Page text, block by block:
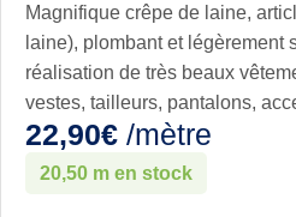
Magnifique crêpe de laine,
laine), plombant et légèrement
réalisation de très beaux
vestes, tailleurs, pantalons,
22,90€ /mètre
20,50 m en stock